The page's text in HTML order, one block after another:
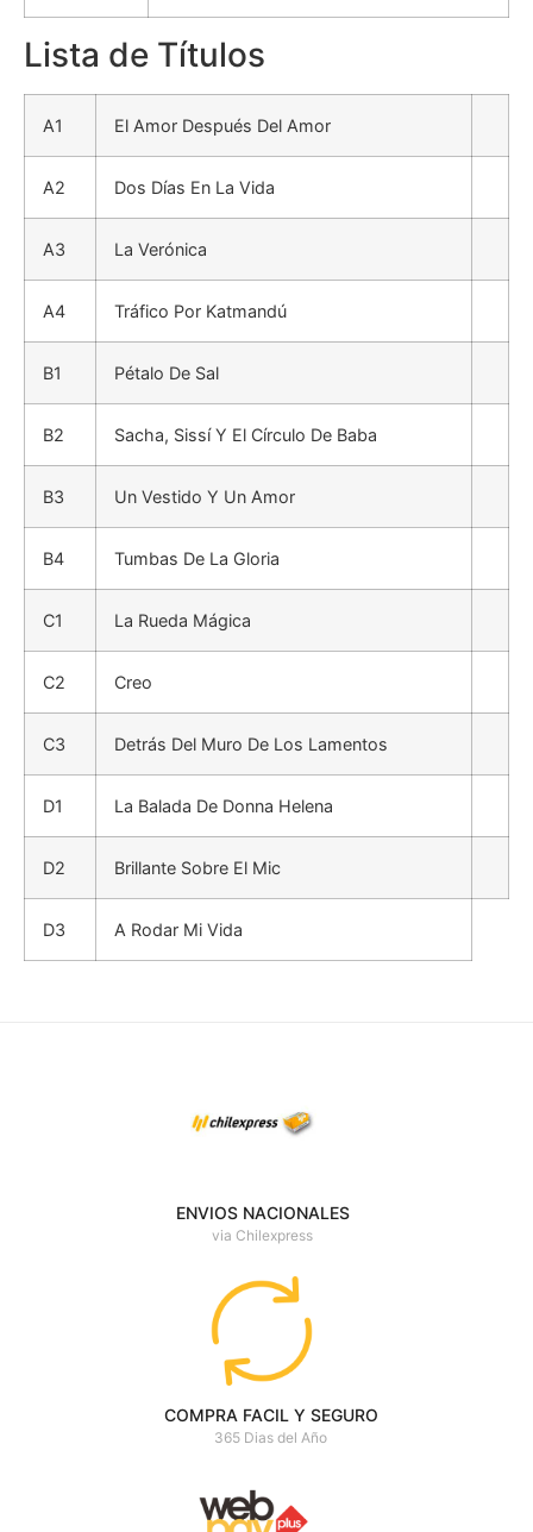
Lista de Títulos
A1 El Amor Después Del Amor
A2 Dos Días En La Vida
A3 La Verónica
A4 Tráfico Por Katmandú
B1 Pétalo De Sal
B2 Sacha, Sissí Y El Círculo De Baba
B3 Un Vestido Y Un Amor
B4 Tumbas De La Gloria
C1 La Rueda Mágica
C2 Creo
C3 Detrás Del Muro De Los Lamentos
D1 La Balada De Donna Helena
D2 Brillante Sobre El Mic
D3 A Rodar Mi Vida
ENVIOS NACIONALES
via Chilexpress
COMPRA FACIL Y SEGURO
365 Dias del Año